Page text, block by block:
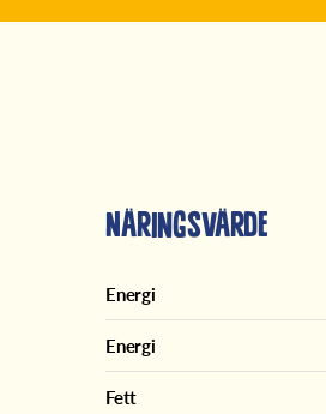
Näringsvärde
Energi
Energi
Fett